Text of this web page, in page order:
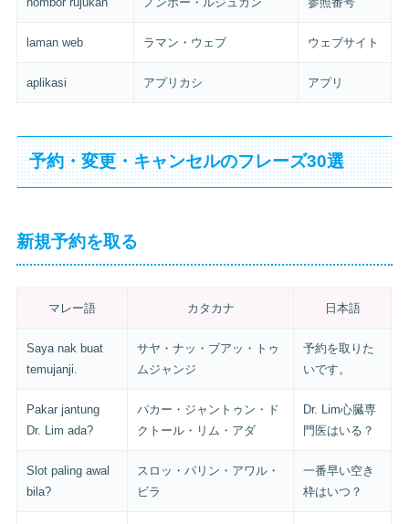
laman web ラマン・ウェブ ウェブサイト
aplikasi アプリカシ アプリ
予約・変更・キャンセルのフレーズ30選
新規予約を取る
マレー語 カタカナ 日本語
Saya nak buat
temujanji.
サヤ・ナッ・ブアッ・トゥ
ムジャンジ
予約を取りた
いです。
Pakar jantung
Dr. Lim ada?
パカー・ジャントゥン・ド
クトール・リム・アダ
Dr. Lim心臓専
門医はいる？
Slot paling awal
bila?
スロッ・パリン・アワル・
ビラ
一番早い空き
枠はいつ？